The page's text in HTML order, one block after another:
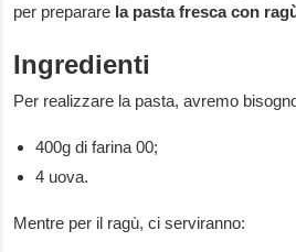
per preparare la pasta fresca con
Ingredienti
Per realizzare la pasta, avremo
400g di farina 00;
4 uova.
Mentre per il ragù, ci serviranno: